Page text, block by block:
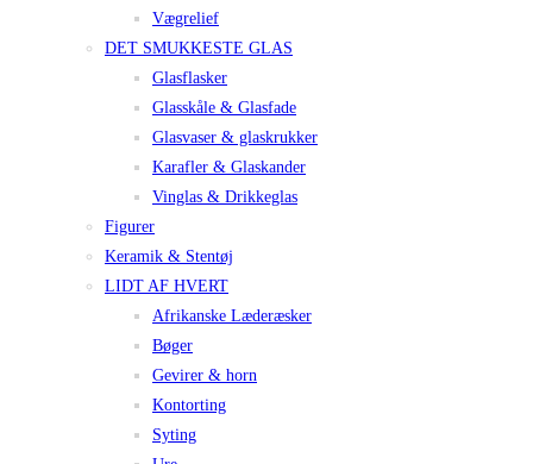
Vægrelief
DET SMUKKESTE GLAS
Glasflasker
Glasskåle & Glasfade
Glasvaser & glaskrukker
Karafler & Glaskander
Vinglas & Drikkeglas
Figurer
Keramik & Stentøj
LIDT AF HVERT
Afrikanske Læderæsker
Bøger
Gevirer & horn
Kontorting
Syting